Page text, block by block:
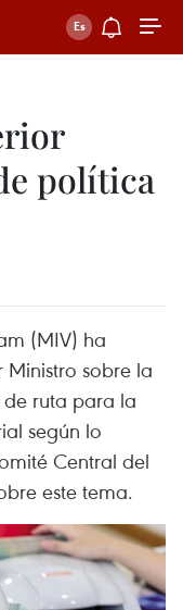
política
(MIV) ha
sobre la
ruta para la
según lo
Central del
este tema.